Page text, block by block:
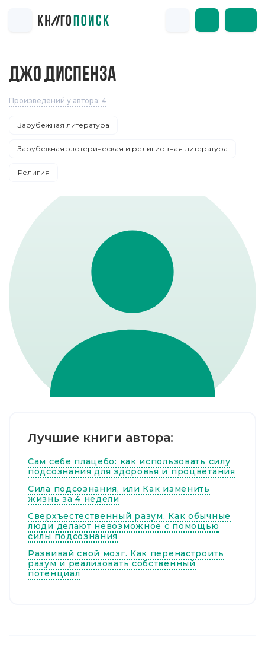
ДЖО ДИСПЕНЗА
Произведений у автора: 4
Зарубежная литература
Зарубежная эзотерическая и религиозная литература
Религия
Лучшие книги автора:
Сам себе плацебо: как использовать силу
подсознания для здоровья и процветания
Сила подсознания, или Как изменить
жизнь за 4 недели
Сверхъестественный разум. Как обычные
люди делают невозможное с помощью
силы подсознания
Развивай свой мозг. Как перенастроить
разум и реализовать собственный
потенциал